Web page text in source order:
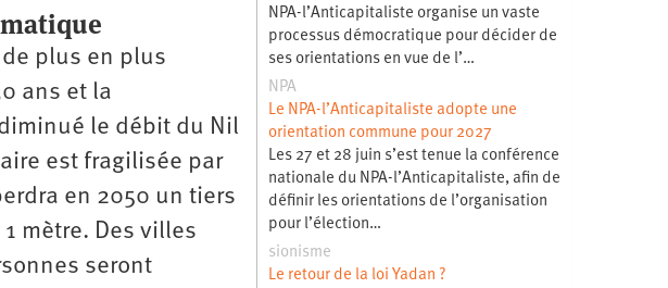
plus en plus
ans et la
le débit du Nil
est fragilisée par
en 2050 un tiers
mètre. Des villes
seront
NPA-l’Anticapitaliste organise un vaste
processus démocratique pour décider de
ses orientations en vue de l’…
NPA
Le NPA-l’Anticapitaliste adopte une
orientation commune pour 2027
Les 27 et 28 juin s’est tenue la conférence
nationale du NPA-l’Anticapitaliste, afin de
définir les orientations de l’organisation
pour l’élection…
sionisme
Le retour de la loi Yadan ?